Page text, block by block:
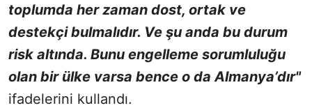
toplumda her zaman dost, ortak ve
destekçi bulmalıdır. Ve şu anda bu durum
risk altında. Bunu engelleme sorumluluğu
olan bir ülke varsa bence o da Almanya’dır"
ifadelerini kullandı.